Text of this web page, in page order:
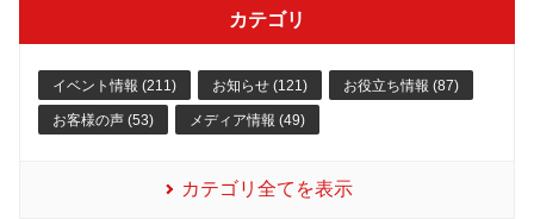
カテゴリ
イベント情報 (211) お知らせ (121) お役立ち情報 (87)
お客様の声 (53) メディア情報 (49)
カテゴリ全てを表示